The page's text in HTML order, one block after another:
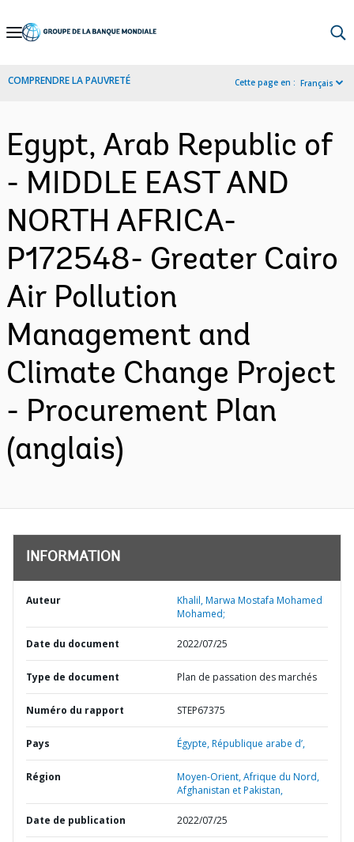
Skip
Navigation
COMPRENDRE LA PAUVRETÉ Cette page en : Français
Egypt, Arab Republic of
- MIDDLE EAST AND
NORTH AFRICA-
P172548- Greater Cairo
Air Pollution
Management and
Climate Change Project
- Procurement Plan
(anglais)
INFORMATION
Auteur
Khalil, Marwa Mostafa Mohamed
Mohamed;
Date du document 2022/07/25
Type de document Plan de passation des marchés
Numéro du rapport STEP67375
Pays Égypte,République arabe d’,
Région
Moyen-Orient, Afrique du Nord,
Afghanistan et Pakistan,
Date de publication 2022/07/25